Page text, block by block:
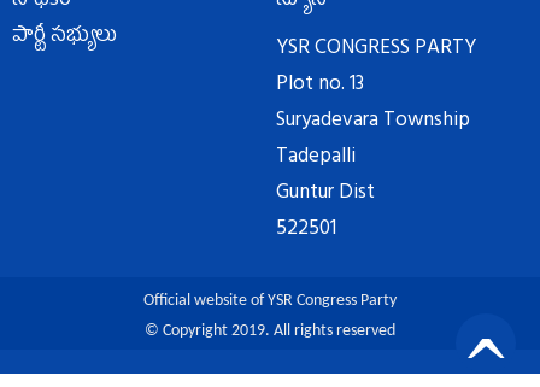
పార్టీ సభ్యులు
YSR CONGRESS PARTY
Plot no. 13
Suryadevara Township
Tadepalli
Guntur Dist
522501
Official website of YSR Congress Party
© Copyright 2019. All rights reserved